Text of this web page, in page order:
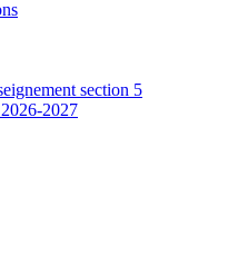
section 5
2027